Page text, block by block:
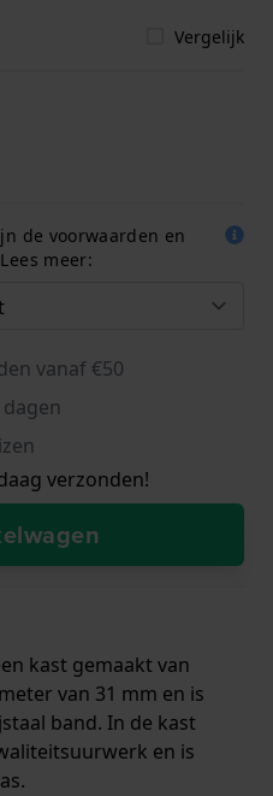
Vergelijk
de voorwaarden en
meer:
vanaf €50
verzonden!
kast gemaakt van
van 31 mm en is
band. In de kast
en is